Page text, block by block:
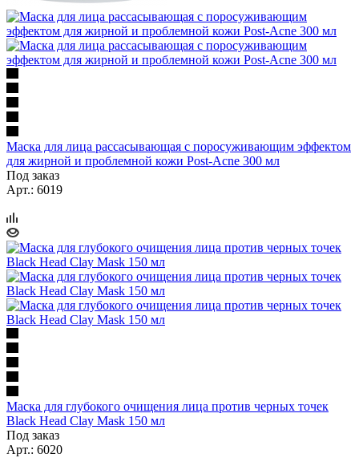
Маска для лица рассасывающая с поросуживающим эффектом
для жирной и проблемной кожи Post-Acne 300 мл
Под заказ
Арт.: 6019
Маска для глубокого очищения лица против черных точек
Black Head Clay Mask 150 мл
Под заказ
Арт.: 6020